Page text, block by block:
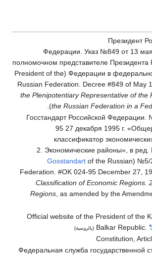
Федерации. Указ №849
полномочном представителе
Федерации в
(President of the
Russian Federation. Decree #849
the Plenipotentiary
the Russian Federation
).
Госстандарт Российской
95 27 декабря 1995
классификатор
2. Экономические
Gosstandartof the
Federation. #OK 024-95
Classification of Economic
Regions, as amended by the
Official website of the President
Balkar (بالروسية)
Федеральная служба